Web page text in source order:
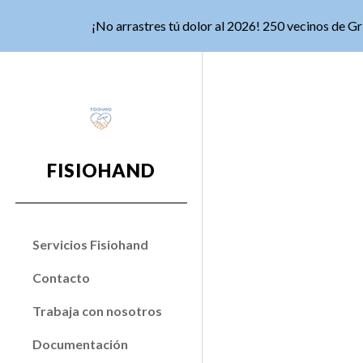
¡No arrastres tú dolor al 2026! 250 vecinos de
FISIOHAND
Servicios Fisiohand
Contacto
Trabaja con nosotros
Documentación